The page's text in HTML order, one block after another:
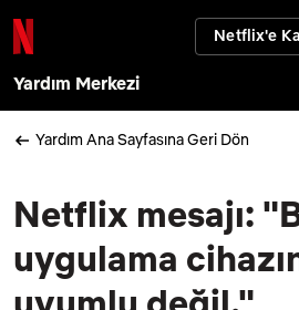
Netflix'e
Yardım Merkezi
Yardım Ana Sayfasına Geri Dön
Netflix mesajı:
uygulama